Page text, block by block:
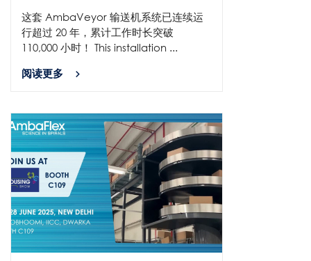
这套 AmbaVeyor 输送机系统已连续运
行超过 20 年，累计工作时长突破
110,000 小时！ This installation ...
阅读更多